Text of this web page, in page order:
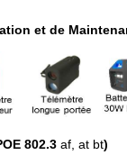
et de
802.3 af, at bt)